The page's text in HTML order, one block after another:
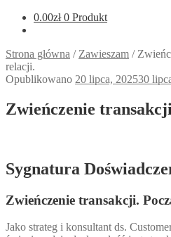
0.00zł 0 Produkt
Strona główna / Zawieszam /
relacji.
Opublikowano 20 lipca, 202530
Zwieńczenie
Sygnatura
Zwieńczenie transakcji.
Jako strateg i konsultant ds.